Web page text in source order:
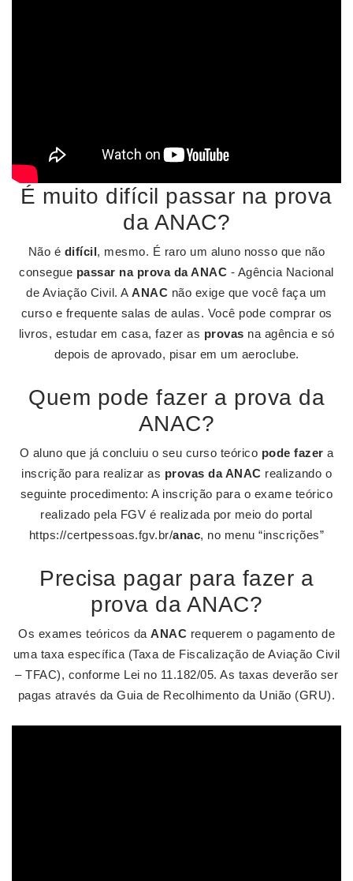
É muito difícil passar na prova
da ANAC?
Não é difícil, mesmo. É raro um aluno nosso que não
consegue passar na prova da ANAC - Agência Nacional
de Aviação Civil. AANAC não exige que você faça um
curso e frequente salas de aulas. Você pode comprar os
livros, estudar em casa, fazer as provas na agência e só
depois de aprovado, pisar em um aeroclube.
Quem pode fazer a prova da
ANAC?
O aluno que já concluiu o seu curso teórico pode fazer a
inscrição para realizar as provas da ANAC realizando o
seguinte procedimento: A inscrição para o exame teórico
realizado pela FGV é realizada por meio do portal
https://certpessoas.fgv.br/anac, no menu “inscrições”
Precisa pagar para fazer a
prova da ANAC?
Os exames teóricos da ANAC requerem o pagamento de
uma taxa específica (Taxa de Fiscalização de Aviação Civil
– TFAC), conforme Lei no 11.182/05. As taxas deverão ser
pagas através da Guia de Recolhimento da União (GRU).